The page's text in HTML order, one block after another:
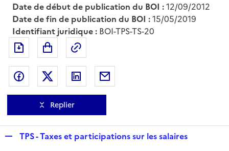
Date de début de publication du BOI :12/09/2012
Date de fin de publication du BOI :15/05/2019
Identifiant juridique : BOI-TPS-TS-20
Exporter le document au format pdf
Partager sur Facebook
Partager sur Twitter
Partager sur LinkedIn
Replier
TPS - Taxes et participations sur les salaires